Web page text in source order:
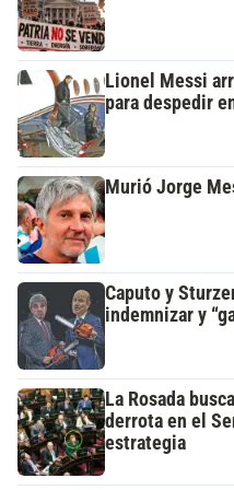
Lionel Messi
para despedir
Murió Jorge
Caputo y
indemnizar y
La Rosada
derrota en el
estrategia